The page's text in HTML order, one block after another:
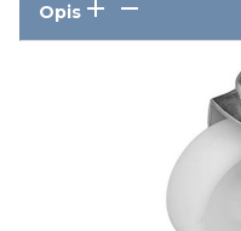
Opis